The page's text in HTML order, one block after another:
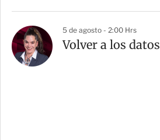
5 de agosto - 2:00 Hrs
Volver a los datos